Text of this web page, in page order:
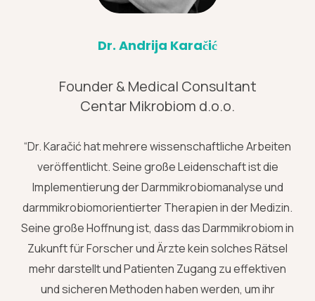
Dr. Andrija Karačić
Founder & Medical Consultant
Centar Mikrobiom d.o.o.
“Dr. Karačić hat mehrere wissenschaftliche Arbeiten
veröffentlicht. Seine große Leidenschaft ist die
Implementierung der Darmmikrobiomanalyse und
darmmikrobiomorientierter Therapien in der Medizin.
Seine große Hoffnung ist, dass das Darmmikrobiom in
Zukunft für Forscher und Ärzte kein solches Rätsel
mehr darstellt und Patienten Zugang zu effektiven
und sicheren Methoden haben werden, um ihr